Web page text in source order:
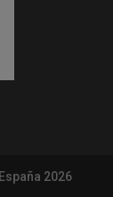
2026